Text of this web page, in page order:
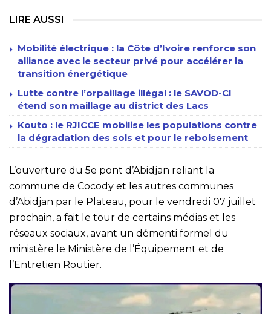
LIRE AUSSI
Mobilité électrique : la Côte d’Ivoire renforce son
alliance avec le secteur privé pour accélérer la
transition énergétique
Lutte contre l’orpaillage illégal : le SAVOD-CI
étend son maillage au district des Lacs
Kouto : le RJICCE mobilise les populations contre
la dégradation des sols et pour le reboisement
L’ouverture du 5e pont d’Abidjan reliant la
commune de Cocody et les autres communes
d’Abidjan par le Plateau, pour le vendredi 07 juillet
prochain, a fait le tour de certains médias et les
réseaux sociaux, avant un démenti formel du
ministère le Ministère de l’Équipement et de
l’Entretien Routier.